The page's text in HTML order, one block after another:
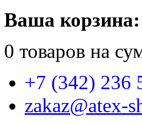
Ваша корзина:
0 товаров на
+7 (342) 236
zakaz@atex-